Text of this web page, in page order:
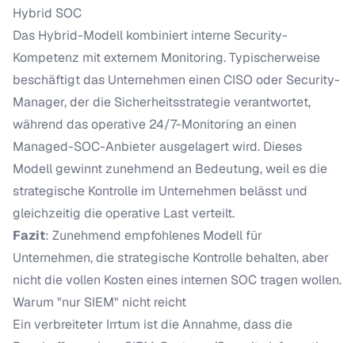
Hybrid SOC
Das Hybrid-Modell kombiniert interne Security-
Kompetenz mit externem Monitoring. Typischerweise
beschäftigt das Unternehmen einen CISO oder Security-
Manager, der die Sicherheitsstrategie verantwortet,
während das operative 24/7-Monitoring an einen
Managed-SOC-Anbieter ausgelagert wird. Dieses
Modell gewinnt zunehmend an Bedeutung, weil es die
strategische Kontrolle im Unternehmen belässt und
gleichzeitig die operative Last verteilt.
Fazit: Zunehmend empfohlenes Modell für
Unternehmen, die strategische Kontrolle behalten, aber
nicht die vollen Kosten eines internen SOC tragen wollen.
Warum "nur SIEM" nicht reicht
Ein verbreiteter Irrtum ist die Annahme, dass die